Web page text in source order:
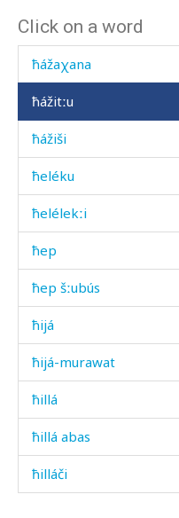
Click on a word
ħázi
ħážaχana
ħážitːu
ħážiši
ħeléku
ħelélekːi
ħep
ħep šːubús
ħijá
ħijá-murawat
ħillá
ħillá abas
ħilláči